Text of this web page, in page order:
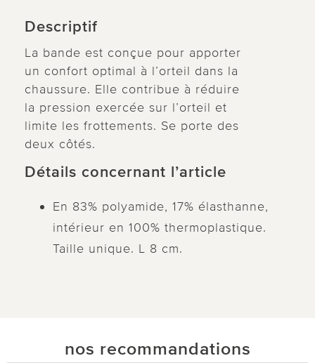
Descriptif
La bande est conçue pour apporter
un confort optimal à l’orteil dans la
chaussure. Elle contribue à réduire
la pression exercée sur l’orteil et
limite les frottements. Se porte des
deux côtés.
Détails concernant l’article
En 83% polyamide, 17% élasthanne,
intérieur en 100% thermoplastique.
Taille unique. L 8 cm.
nos recommandations